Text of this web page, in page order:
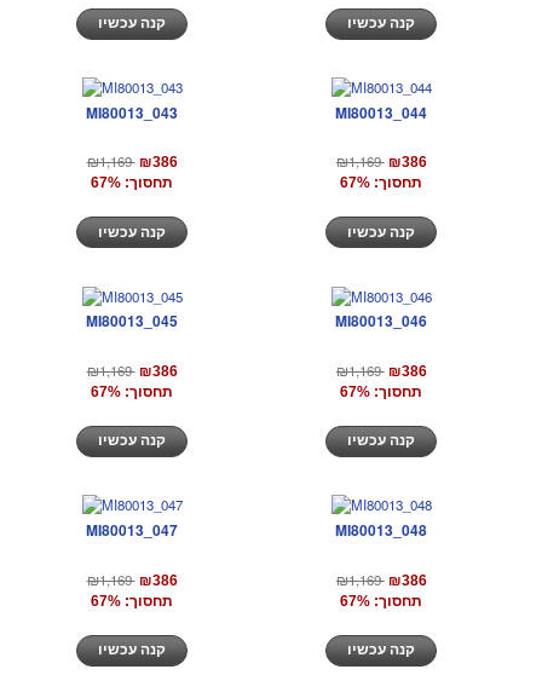
MI80013_043
₪1,169 ₪386
תחסוך: 67%
MI80013_044
₪1,169 ₪386
תחסוך: 67%
MI80013_045
₪1,169 ₪386
תחסוך: 67%
MI80013_046
₪1,169 ₪386
תחסוך: 67%
MI80013_047
₪1,169 ₪386
תחסוך: 67%
MI80013_048
₪1,169 ₪386
תחסוך: 67%